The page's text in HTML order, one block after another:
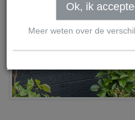
Ok, ik
Meer weten over de